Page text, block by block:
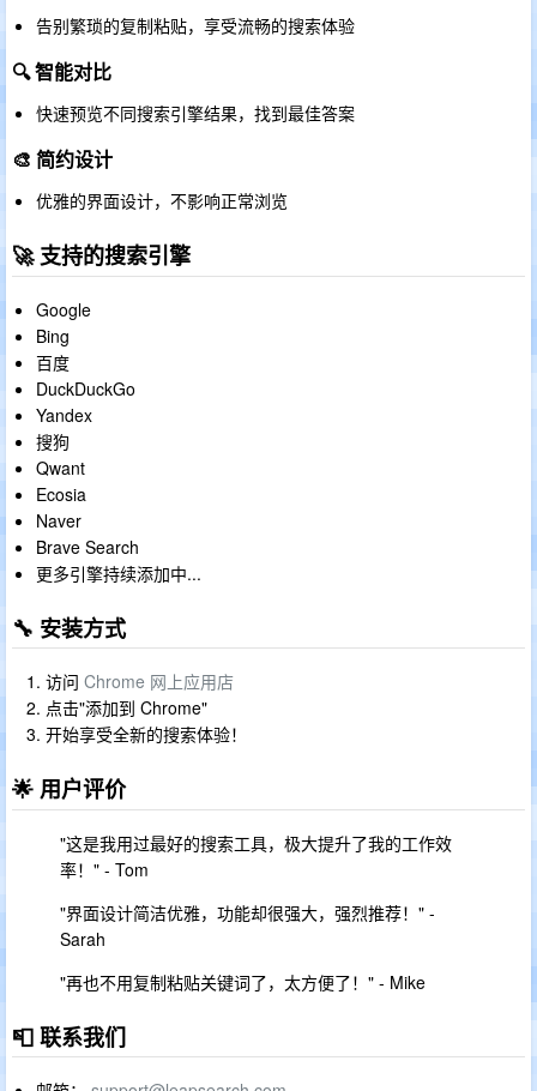
告别繁琐的复制粘贴，享受流畅的搜索体验
🔍 智能对比
快速预览不同搜索引擎结果，找到最佳答案
🎨 简约设计
优雅的界面设计，不影响正常浏览
🚀 支持的搜索引擎
Google
Bing
百度
DuckDuckGo
Yandex
搜狗
Qwant
Ecosia
Naver
Brave Search
更多引擎持续添加中...
🔧 安装方式
访问 Chrome 网上应用店
点击"添加到 Chrome"
开始享受全新的搜索体验！
🌟 用户评价
"这是我用过最好的搜索工具，极大提升了我的工作效
率！" - Tom
"界面设计简洁优雅，功能却很强大，强烈推荐！" -
Sarah
"再也不用复制粘贴关键词了，太方便了！" - Mike
📮 联系我们